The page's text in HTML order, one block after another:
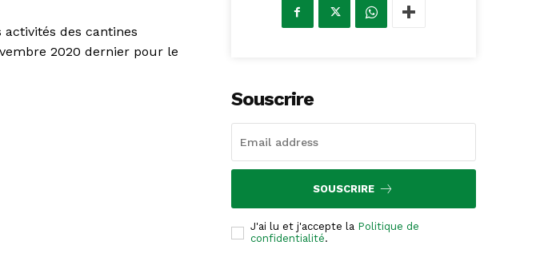
des cantines
2020 dernier pour le
Souscrire
SOUSCRIRE
J'ai lu et j'accepte la Politique de
confidentialité.